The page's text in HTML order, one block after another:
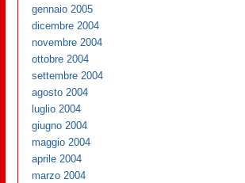
gennaio 2005
dicembre 2004
novembre 2004
ottobre 2004
settembre 2004
agosto 2004
luglio 2004
giugno 2004
maggio 2004
aprile 2004
marzo 2004